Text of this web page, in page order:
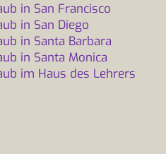
in San Francisco
in San Diego
in Santa Barbara
in Santa Monica
im Haus des Lehrers